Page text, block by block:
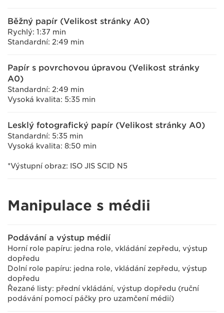
Běžný papír (Velikost stránky A0)
Rychlý: 1:37 min
Standardní: 2:49 min
Papír s povrchovou úpravou (Velikost stránky
A0)
Standardní: 2:49 min
Vysoká kvalita: 5:35 min
Lesklý fotografický papír (Velikost stránky A0)
Standardní: 5:35 min
Vysoká kvalita: 8:50 min
*Výstupní obraz: ISO JIS SCID N5
Manipulace s médii
Podávání a výstup médií
Horní role papíru: jedna role, vkládání zepředu, výstup
dopředu
Dolní role papíru: jedna role, vkládání zepředu, výstup
dopředu
Řezané listy: přední vkládání, výstup dopředu (ruční
podávání pomocí páčky pro uzamčení médií)